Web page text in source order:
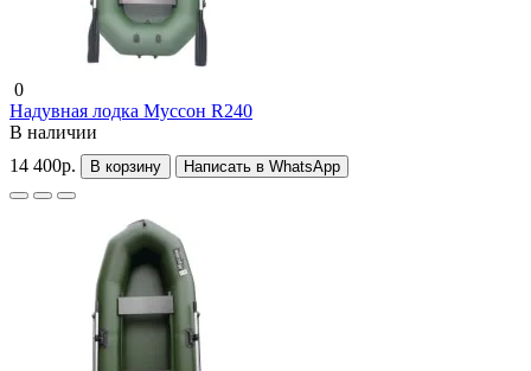
0
Надувная лодка Муссон R240
В наличии
14 400р.
В корзину Написать в WhatsApp